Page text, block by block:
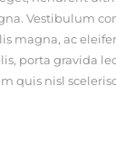
Vestibulum
magna, ac
porta gravida
quis nisl